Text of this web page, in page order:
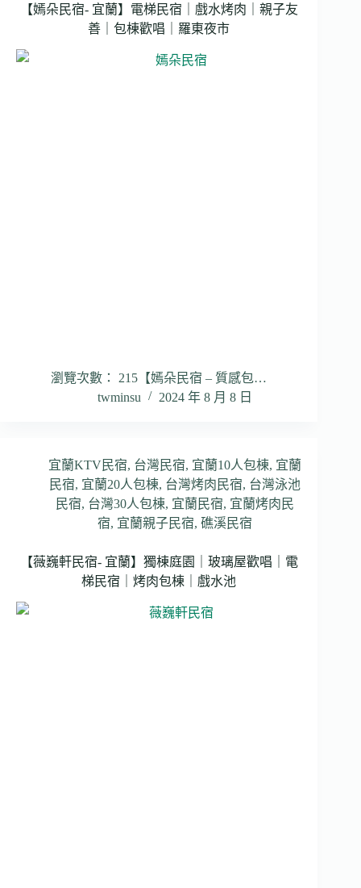
【嫣朵民宿- 宜蘭】電梯民宿｜戲水烤肉｜親子友
善｜包棟歡唱｜羅東夜市
瀏覽次數： 215【嫣朵民宿 – 質感包…
twminsu
2024 年 8 月 8 日
宜蘭KTV民宿, 台灣民宿, 宜蘭10人包棟, 宜蘭
民宿, 宜蘭20人包棟, 台灣烤肉民宿, 台灣泳池
民宿, 台灣30人包棟, 宜蘭民宿, 宜蘭烤肉民
宿, 宜蘭親子民宿,礁溪民宿
【薇巍軒民宿- 宜蘭】獨棟庭園｜玻璃屋歡唱｜電
梯民宿｜烤肉包棟｜戲水池